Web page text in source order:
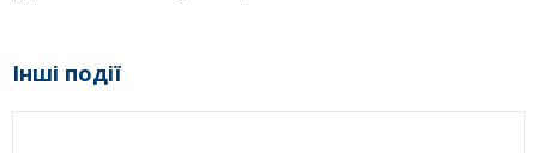
Інші події